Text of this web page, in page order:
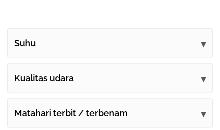
Suhu
Kualitas udara
Matahari terbit / terbenam